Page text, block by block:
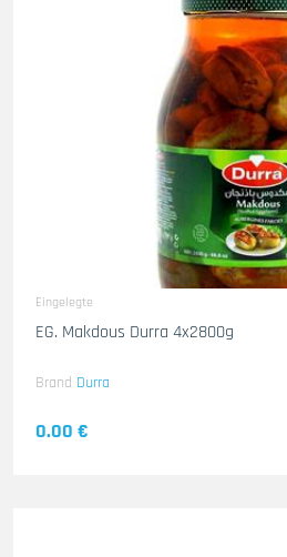
Eingelegte
EG. Makdous Durra 4x2800g
Brand Durra
0.00 €